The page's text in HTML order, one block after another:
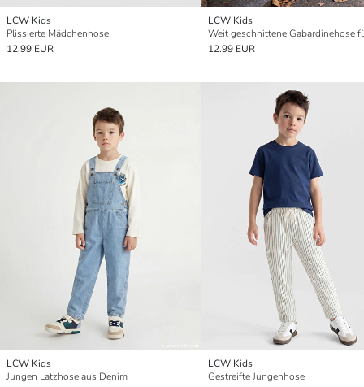
LCW Kids
Plissierte Mädchenhose
12.99 EUR
LCW Kids
12.99 EUR
LCW Kids
Jungen Latzhose aus Denim
LCW Kids
Gestreifte Jungenhose